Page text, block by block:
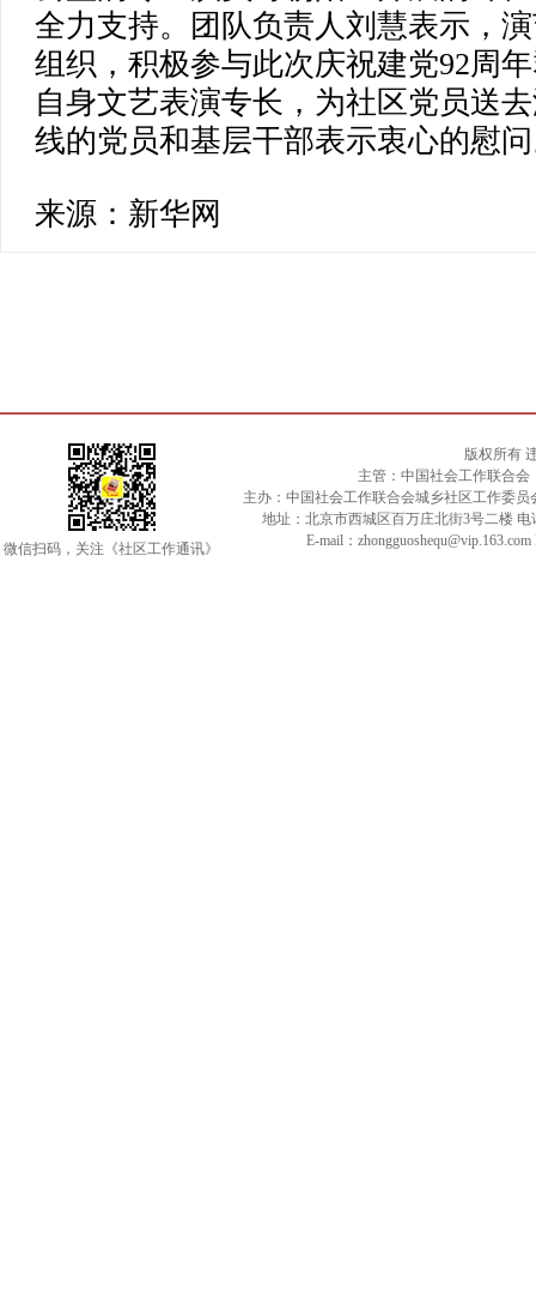
全力支持。团队负责人刘慧表示，
组织，积极参与此次庆祝建党92周
自身文艺表演专长，为社区党员送
线的党员和基层干部表示衷心的慰
来源：新华网
微信扫码，关注《社区工作通讯》
版权所有
主管：中国社会工作联合
主办：中国社会工作联合会城乡社区工作委
地址：北京市西城区百万庄北街3号二楼
E-mail：